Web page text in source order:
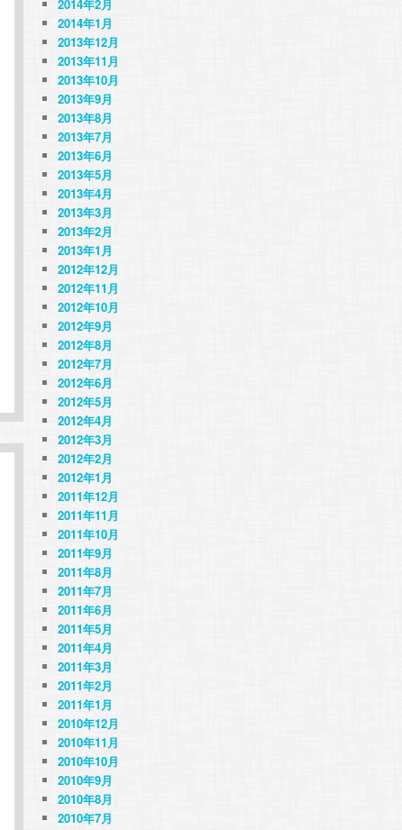
2014年2月
2014年1月
2013年12月
2013年11月
2013年10月
2013年9月
2013年8月
2013年7月
2013年6月
2013年5月
2013年4月
2013年3月
2013年2月
2013年1月
2012年12月
2012年11月
2012年10月
2012年9月
2012年8月
2012年7月
2012年6月
2012年5月
2012年4月
2012年3月
2012年2月
2012年1月
2011年12月
2011年11月
2011年10月
2011年9月
2011年8月
2011年7月
2011年6月
2011年5月
2011年4月
2011年3月
2011年2月
2011年1月
2010年12月
2010年11月
2010年10月
2010年9月
2010年8月
2010年7月